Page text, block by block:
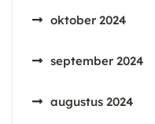
oktober 2024
september 2024
augustus 2024